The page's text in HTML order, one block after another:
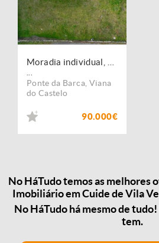
Ponte da Barca, Viana
do Castelo
90.000€
No HáTudo temos as melhores
Imobiliário em Cuide de Vila
No HáTudo há mesmo de
tem.